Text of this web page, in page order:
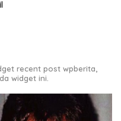
recent post wpberita,
widget ini.